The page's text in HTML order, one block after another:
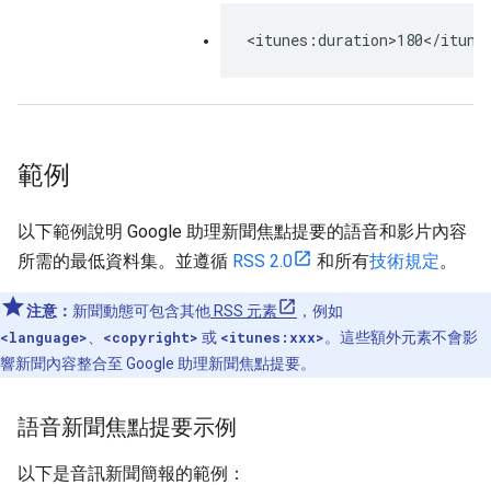
<itunes:duration>180</
範例
以下範例說明 Google 助理新聞焦點提要的語音和影片內容
所需的最低資料集。並遵循 RSS 2.0 和所有技術規定。
注意： 新聞動態可包含其他 RSS 元素
，例如
<language>
<copyright> 或 <itunes:xxx>。這些額外元素不會影
響新聞內容整合至 Google 助理新聞焦點提要。
語音新聞焦點提要示例
以下是音訊新聞簡報的範例：